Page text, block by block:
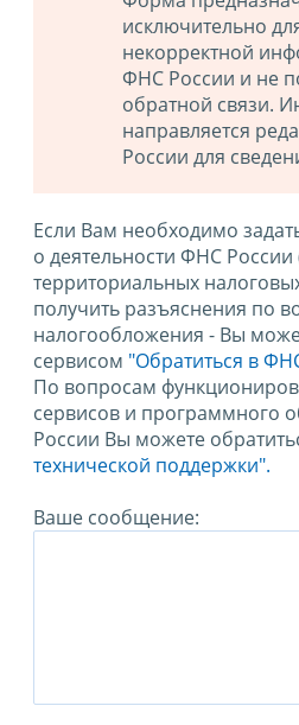
исключительно
некорректной
ФНС России и не
обратной связи.
направляется
России для
Если Вам необходимо
о деятельности ФНС России
территориальных
получить разъяснения по
налогообложения - Вы
сервисом "Обратиться в
По вопросам
сервисов и программного
России Вы можете
технической поддержки".
Ваше сообщение: